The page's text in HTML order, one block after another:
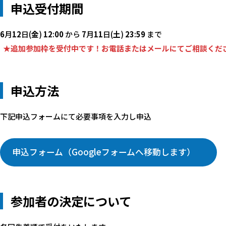
申込受付期間
6月12日(金) 12:00から 7月11日(土) 23:59 まで
★追加参加枠を受付中です！お電話またはメールにてご相談くだ
申込方法
下記申込フォームにて必要事項を入力し申込
申込フォーム（Googleフォームへ移動します）
参加者の決定について